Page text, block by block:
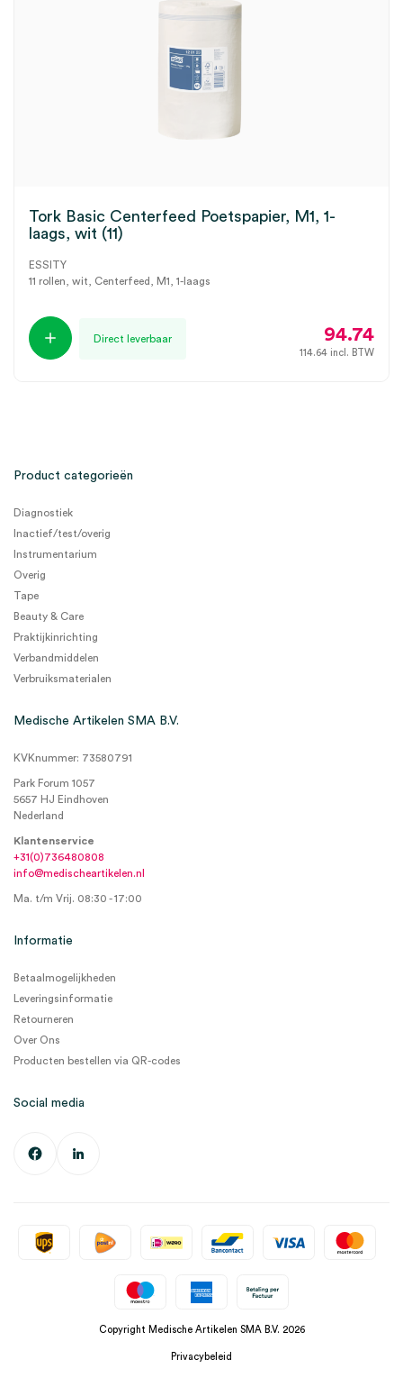
Tork Basic Centerfeed Poetspapier, M1, 1-
laags, wit (11)
ESSITY
11 rollen, wit, Centerfeed, M1, 1-laags
Direct leverbaar 94.74
114.64 incl. BTW
Product categorieën
Diagnostiek
Inactief/test/overig
Instrumentarium
Overig
Tape
Beauty & Care
Praktijkinrichting
Verbandmiddelen
Verbruiksmaterialen
Medische Artikelen SMA B.V.
KVKnummer: 73580791
Park Forum 1057
5657 HJ Eindhoven
Nederland
Klantenservice
+31(0)736480808
info@medischeartikelen.nl
Ma. t/m Vrij. 08:30 - 17:00
Informatie
Betaalmogelijkheden
Leveringsinformatie
Retourneren
Over Ons
Producten bestellen via QR-codes
Social media
Copyright Medische Artikelen SMA B.V. 2026
Privacybeleid